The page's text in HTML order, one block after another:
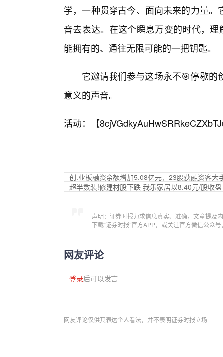
学，一种贯穿古今、面向未来的力量
音去表达。在这个瞬息万变的时代，
能拥有的、通往无限可能的一把钥匙。
它邀请我们参与这场永不🎯停歇
意义的声音。
活动：【
创.业板融资余额增加5.08亿元，23股获融资客大
超半数装!修建材股下跌 我乐家居以8.40元/股收盘
声明：证券时报力求信息真实、准确，文章提及
下载“证券时报”官方APP，或关注官方微信公众
网友评论
登录后可以发言
网友评论仅供其表达个人看法，并不表明证券时报立场